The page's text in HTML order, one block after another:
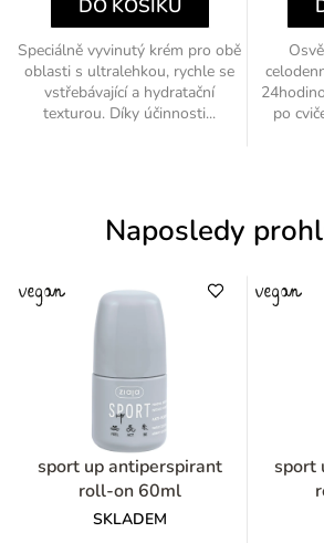
DO KOŠÍKU
Speciálně vyvinutý krém pro obě
oblasti s ultralehkou, rychle se
vstřebávající a hydratační
texturou. Díky účinnosti...
po
Naposledy
sport up antiperspirant
roll-on 60ml
SKLADEM
sport up